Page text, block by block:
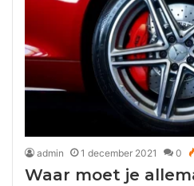
admin 1 december 2021 0
Waar moet je